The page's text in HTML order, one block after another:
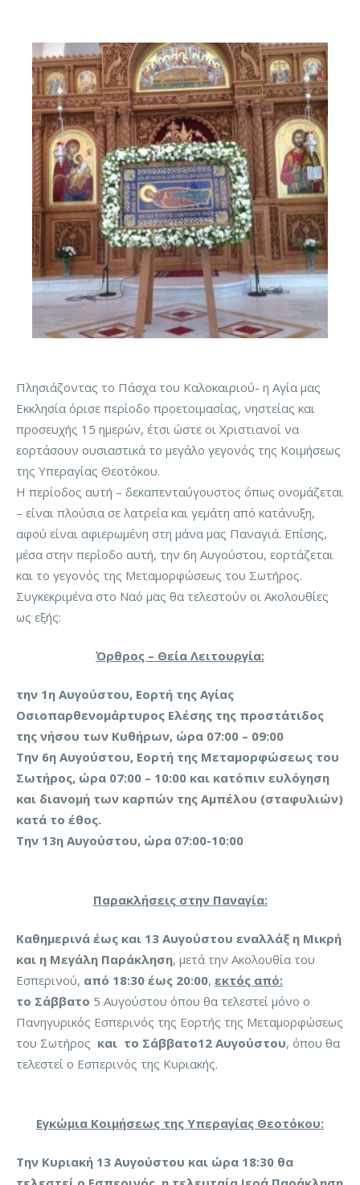
Πλησιάζοντας το Πάσχα του Καλοκαιριού- η Αγία μας
Εκκλησία όρισε περίοδο προετοιμασίας, νηστείας και
προσευχής 15 ημερών, έτσι ώστε οι Χριστιανοί να
εορτάσουν ουσιαστικά το μεγάλο γεγονός της Κοιμήσεως
της Υπεραγίας Θεοτόκου.
Η περίοδος αυτή – δεκαπενταύγουστος όπως ονομάζεται
– είναι πλούσια σε λατρεία και γεμάτη από κατάνυξη,
αφού είναι αφιερωμένη στη μάνα μας Παναγιά. Επίσης,
μέσα στην περίοδο αυτή, την 6η Αυγούστου, εορτάζεται
και το γεγονός της Μεταμορφώσεως του Σωτήρος.
Συγκεκριμένα στο Ναό μας θα τελεστούν οι Ακολουθίες
ως εξής:
Όρθρος – Θεία Λειτουργία:
την 1η Αυγούστου, Εορτή της Αγίας
Οσιοπαρθενομάρτυρος Ελέσης της προστάτιδος
της νήσου των Κυθήρων, ώρα 07:00 – 09:00
Την 6η Αυγούστου, Εορτή της Μεταμορφώσεως του
Σωτήρος, ώρα 07:00 – 10:00 και κατόπιν ευλόγηση
και διανομή των καρπών της Αμπέλου (σταφυλιών)
κατά το έθος.
Την 13η Αυγούστου, ώρα 07:00-10:00
Παρακλήσεις στην Παναγία:
Καθημερινά έως και 13 Αυγούστου εναλλάξ η Μικρή
και η Μεγάλη Παράκληση, μετά την Ακολουθία του
Εσπερινού, από 18:30 έως 20:00, εκτός από:
τo Σάββατo 5 Αυγούστου όπου θα τελεστεί μόνο ο
Πανηγυρικός Εσπερινός της Εορτής της Μεταμορφώσεως
του Σωτήρος και το Σάββατο12 Αυγούστου, όπου θα
τελεστεί ο Εσπερινός της Κυριακής.
Εγκώμια Κοιμήσεως της Υπεραγίας Θεοτόκου:
Την Κυριακή 13 Αυγούστου και ώρα 18:30 θα